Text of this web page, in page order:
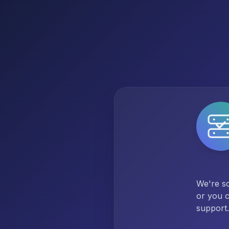
We're
or you
support.